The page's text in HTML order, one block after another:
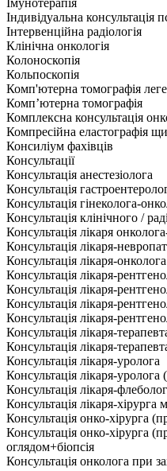
Індивідуальна консультація
Інтервенційна радіологія
Клінічна онкологія
Колоноскопія
Кольпоскопія
Комп'ютерна томографія
Комп’ютерна томографія
Комплексна консультація
Компресійна еластографія
Консиліум фахівців
Консультації
Консультація анестезіолога
Консультація
Консультація гінеколога-
Консультація клінічного /
Консультація лікаря
Консультація лікаря-
Консультація лікаря-онколога
Консультація лікаря-
Консультація лікаря-
Консультація лікаря-
Консультація лікаря-
Консультація лікаря-
Консультація лікаря-
Консультація лікаря-уролога
Консультація лікаря-уролога
Консультація лікаря-
Консультація лікаря-хірурга
Консультація онко-хірурга
Консультація онко-хірурга
оглядом+біопсія
Консультація онколога при